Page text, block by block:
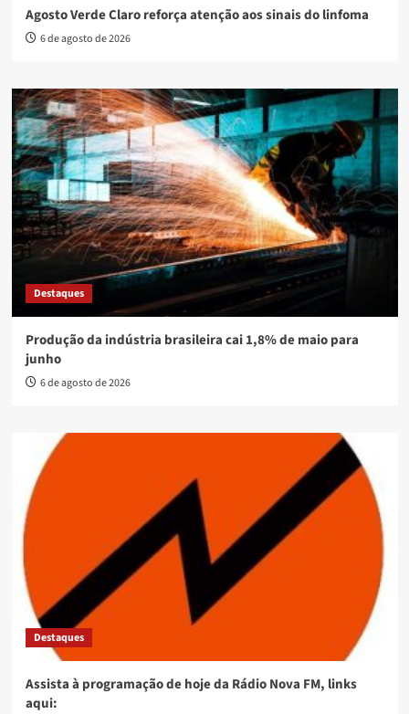
Agosto Verde Claro reforça atenção aos sinais do linfoma
6 de agosto de 2026
Destaques
Produção da indústria brasileira cai 1,8% de maio para
junho
6 de agosto de 2026
Destaques
Assista à programação de hoje da Rádio Nova FM, links
aqui: